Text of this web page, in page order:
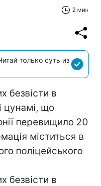
2 мин
только суть из
безвісти в
цунамі, що
перевищило 20
міститься в
поліцейського
безвісти в